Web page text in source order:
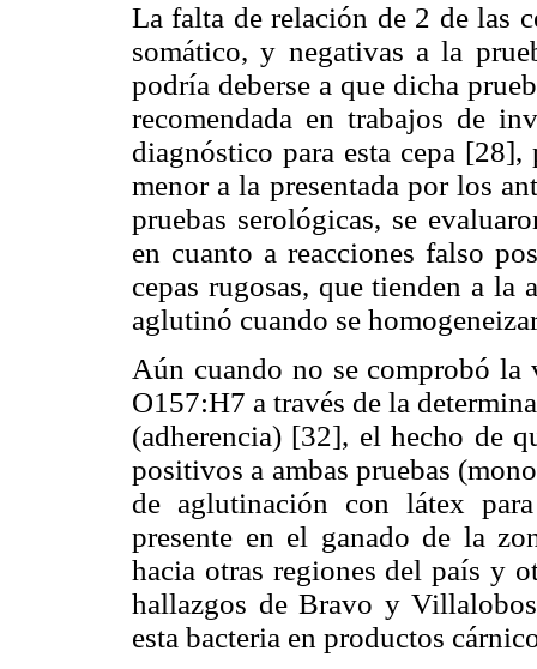
La falta de relación de 2 de las
somático, y negativas a la
podría deberse a que dicha
recomendada en trabajos de
diagnóstico para esta cepa [28],
menor a la presentada por los
pruebas serológicas, se
en cuanto a reacciones falso
cepas rugosas, que tienden a
aglutinó cuando se
Aún cuando no se comprobó la
O157:H7 a través de la
(adherencia) [32], el hecho de
positivos a ambas pruebas
de aglutinación con látex
presente en el ganado de la
hacia otras regiones del país y
hallazgos de Bravo y
esta bacteria en productos